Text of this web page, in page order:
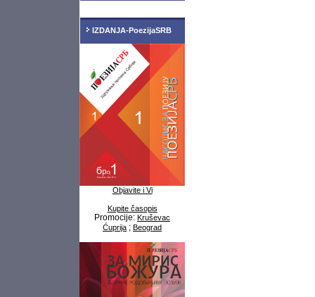
IZDANJA-PoezijaSRB
Objavite i Vi
Kupite časopis
Promocije: Kruševac
Ćuprija ; Beograd